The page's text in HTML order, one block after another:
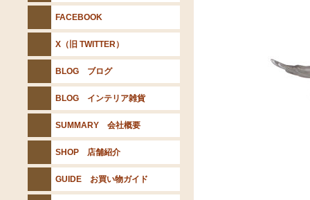
FACEBOOK
X（旧 TWITTER）
BLOG ブログ
BLOG インテリア雑貨
SUMMARY 会社概要
SHOP 店舗紹介
GUIDE お買い物ガイド